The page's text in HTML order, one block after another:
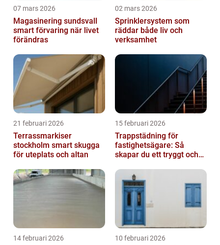
07 mars 2026
Magasinering sundsvall
smart förvaring när livet
förändras
02 mars 2026
Sprinklersystem som
räddar både liv och
verksamhet
21 februari 2026
Terrassmarkiser
stockholm smart skugga
för uteplats och altan
15 februari 2026
Trappstädning för
fastighetsägare: Så
skapar du ett tryggt och
Stockholm
14 februari 2026 10 februari 2026